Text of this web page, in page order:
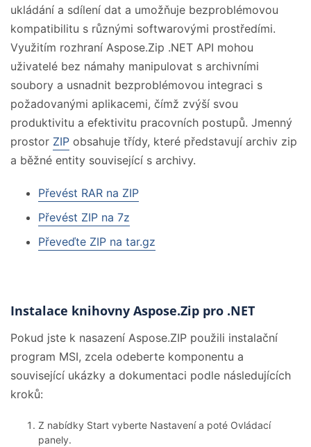
ukládání a sdílení dat a umožňuje bezproblémovou
kompatibilitu s různými softwarovými prostředími.
Využitím rozhraní Aspose.Zip .NET API mohou
uživatelé bez námahy manipulovat s archivními
soubory a usnadnit bezproblémovou integraci s
požadovanými aplikacemi, čímž zvýší svou
produktivitu a efektivitu pracovních postupů. Jmenný
prostor ZIP obsahuje třídy, které představují archiv zip
a běžné entity související s archivy.
Převést RAR na ZIP
Převést ZIP na 7z
Převeďte ZIP na tar.gz
Instalace knihovny Aspose.Zip pro .NET
Pokud jste k nasazení Aspose.ZIP použili instalační
program MSI, zcela odeberte komponentu a
související ukázky a dokumentaci podle následujících
kroků:
Z nabídky Start vyberte Nastavení a poté Ovládací
panely.